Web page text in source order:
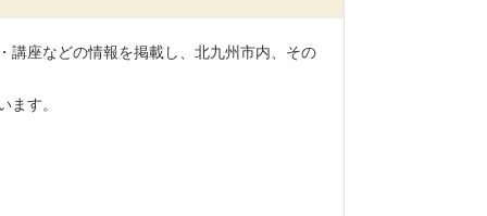
講座などの情報を掲載し、北九州市内、その
ます。